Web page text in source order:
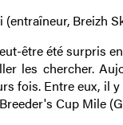
Breizh
être été surpris
les chercher.
fois. Entre eux, il
Cup Mile